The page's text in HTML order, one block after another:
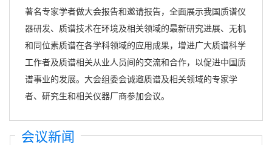
著名专家学者做大会报告和邀请报告，全面展示我国质谱仪
器研发、质谱技术在环境及相关领域的最新研究进展、无机
和同位素质谱在各学科领域的应用成果，增进广大质谱科学
工作者及质谱相关从业人员间的交流和合作，以促进中国质
谱事业的发展。大会组委会诚邀质谱及相关领域的专家学
者、研究生和相关仪器厂商参加会议。
会议新闻